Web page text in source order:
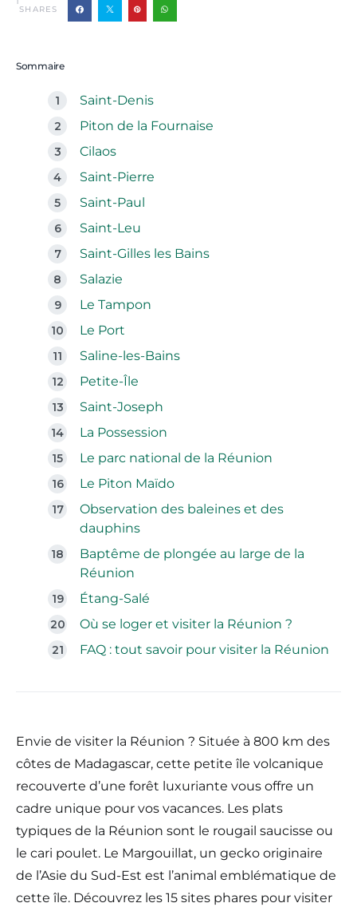
SHARES
Sommaire
Saint-Denis
Piton de la Fournaise
Cilaos
Saint-Pierre
Saint-Paul
Saint-Leu
Saint-Gilles les Bains
Salazie
Le Tampon
Le Port
Saline-les-Bains
Petite-Île
Saint-Joseph
La Possession
Le parc national de la Réunion
Le Piton Maïdo
Observation des baleines et des
dauphins
Baptême de plongée au large de la
Réunion
Étang-Salé
Où se loger et visiter la Réunion ?
FAQ : tout savoir pour visiter la Réunion
Envie de visiter la Réunion ? Située à 800 km des
côtes de Madagascar, cette petite île volcanique
recouverte d’une forêt luxuriante vous offre un
cadre unique pour vos vacances. Les plats
typiques de la Réunion sont le rougail saucisse ou
le cari poulet. Le Margouillat, un gecko originaire
de l’Asie du Sud-Est est l’animal emblématique de
cette île. Découvrez les 15 sites phares pour visiter